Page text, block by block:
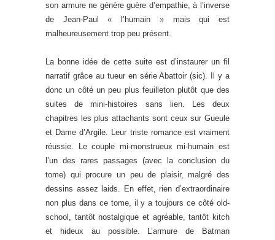
son armure ne génère guère d’empathie, à l’inverse
de Jean-Paul « l’humain » mais qui est
malheureusement trop peu présent.
La bonne idée de cette suite est d’instaurer un fil
narratif grâce au tueur en série Abattoir (sic). Il y a
donc un côté un peu plus feuilleton plutôt que des
suites de mini-histoires sans lien. Les deux
chapitres les plus attachants sont ceux sur Gueule
et Dame d’Argile. Leur triste romance est vraiment
réussie. Le couple mi-monstrueux mi-humain est
l’un des rares passages (avec la conclusion du
tome) qui procure un peu de plaisir, malgré des
dessins assez laids. En effet, rien d’extraordinaire
non plus dans ce tome, il y a toujours ce côté old-
school, tantôt nostalgique et agréable, tantôt kitch
et hideux au possible. L’armure de Batman